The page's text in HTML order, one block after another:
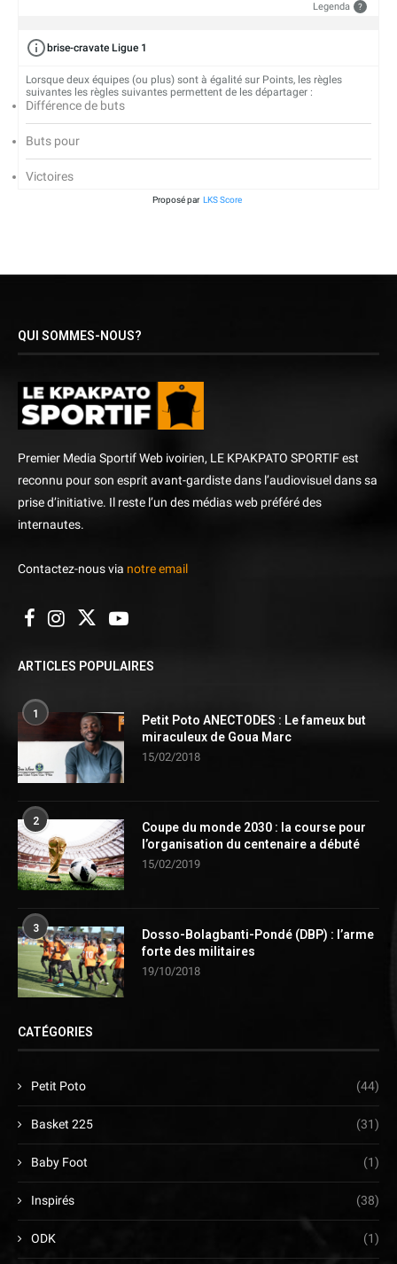
Legenda ?
brise-cravate Ligue 1
Lorsque deux équipes (ou plus) sont à égalité sur Points, les règles
suivantes les règles suivantes permettent de les départager :
Différence de buts
Buts pour
Victoires
Proposé par LKS Score
QUI SOMMES-NOUS?
Premier Media Sportif Web ivoirien, LE KPAKPATO SPORTIF est
reconnu pour son esprit avant-gardiste dans l’audiovisuel dans sa
prise d’initiative. Il reste l’un des médias web préféré des
internautes.
Contactez-nous via notre email
ARTICLES POPULAIRES
1
Petit Poto ANECTODES : Le fameux but
miraculeux de Goua Marc
15/02/2018
2
Coupe du monde 2030 : la course pour
l’organisation du centenaire a débuté
15/02/2019
3
Dosso-Bolagbanti-Pondé (DBP) : l’arme
forte des militaires
19/10/2018
CATÉGORIES
Petit Poto (44)
Basket 225 (31)
Baby Foot (1)
Inspirés (38)
ODK (1)